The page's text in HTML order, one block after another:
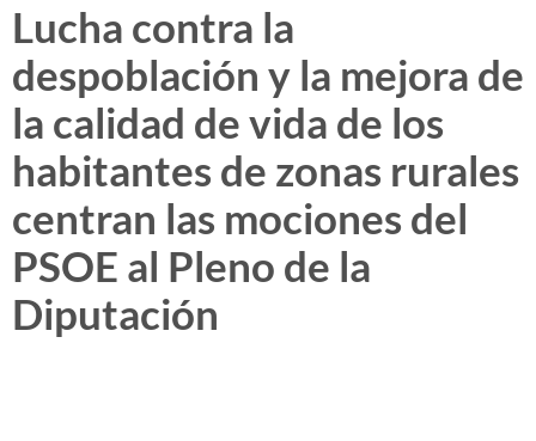
Lucha contra la
despoblación y la mejora de
la calidad de vida de los
habitantes de zonas rurales
centran las mociones del
PSOE al Pleno de la
Diputación